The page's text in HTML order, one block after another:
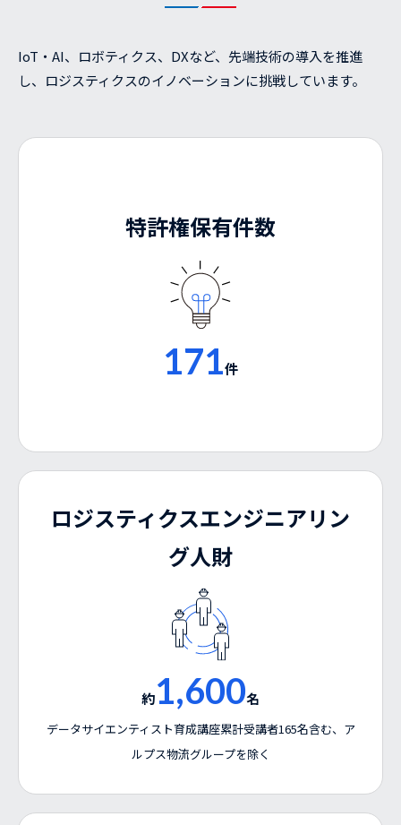
IoT・AI、ロボティクス、DXなど、先端技術の導入を推進
し、ロジスティクスのイノベーションに挑戦しています。
特許権保有件数
171件
ロジスティクスエンジニアリン
グ人財
約1,600名
データサイエンティスト育成講座累計受講者165名含む、ア
ルプス物流グループを除く